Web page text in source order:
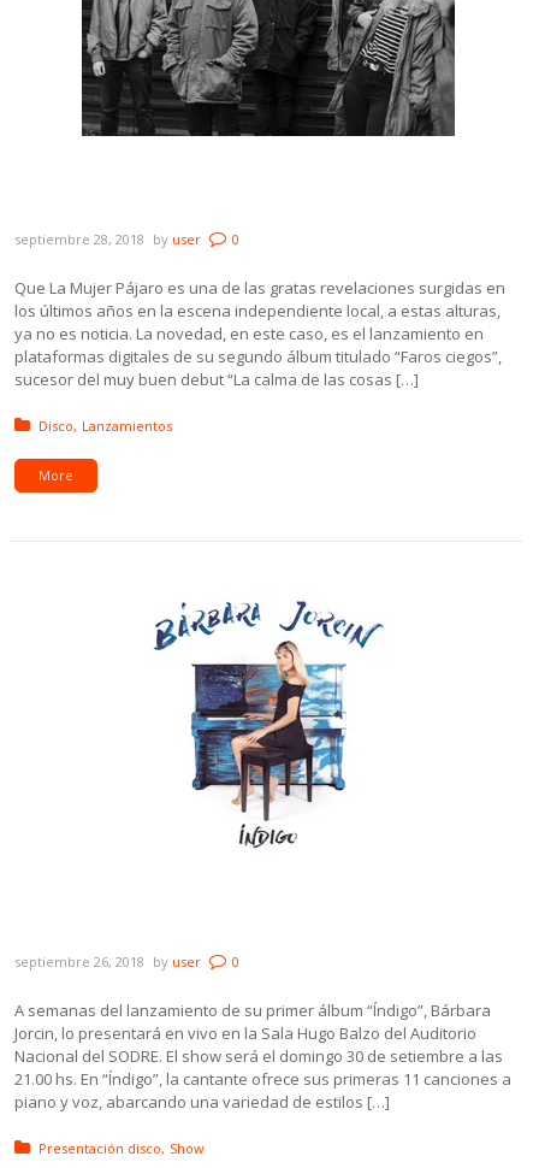
septiembre 28, 2018 by user 0
Que La Mujer Pájaro es una de las gratas revelaciones surgidas en
los últimos años en la escena independiente local, a estas alturas,
ya no es noticia. La novedad, en este caso, es el lanzamiento en
plataformas digitales de su segundo álbum titulado “Faros ciegos”,
sucesor del muy buen debut “La calma de las cosas […]
Posted in:
Disco Lanzamientos
More
septiembre 26, 2018 by user 0
A semanas del lanzamiento de su primer álbum “Índigo”, Bárbara
Jorcin, lo presentará en vivo en la Sala Hugo Balzo del Auditorio
Nacional del SODRE. El show será el domingo 30 de setiembre a las
21.00 hs. En “Índigo”, la cantante ofrece sus primeras 11 canciones a
piano y voz, abarcando una variedad de estilos […]
Posted in:
Presentación disco Show